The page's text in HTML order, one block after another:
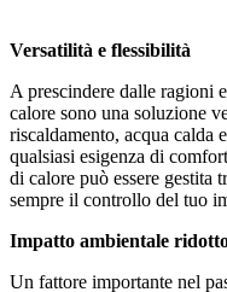
Versatilità e flessibilità
A prescindere dalle ragioni
calore sono una soluzione
riscaldamento, acqua calda
qualsiasi esigenza di
di calore può essere gestita
sempre il controllo del tuo
Impatto ambientale
Un fattore importante nel